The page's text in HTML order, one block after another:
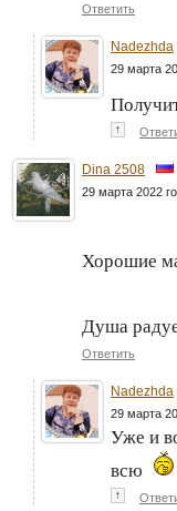
Ответить
Nadezhda
29 марта
↑
Dina 2508
29 марта 2022
Хорошие
Душа
Ответить
Nadezhda
29 марта
Уже и
всю
↑